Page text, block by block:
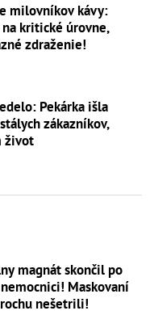
milovníkov kávy:
kritické úrovne,
zdraženie!
Pekárka išla
zákazníkov,
život
magnát skončil po
Maskovaní
nešetrili!